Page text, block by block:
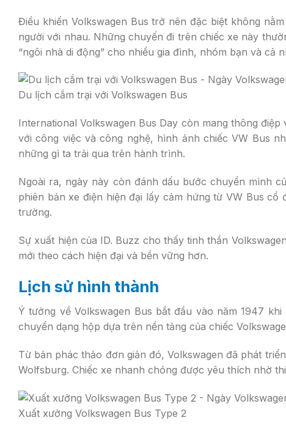
Điều khiến Volkswagen Bus trở nên đặc biệt không
người với nhau. Những chuyến đi trên chiếc xe này
“ngôi nhà di động” cho nhiều gia đình, nhóm bạn và cả
Du lịch cắm trại với Volkswagen Bus
International Volkswagen Bus Day còn mang thông
với công việc và công nghệ, hình ảnh chiếc VW Bus
những gì ta trải qua trên hành trình.
Ngoài ra, ngày này còn đánh dấu bước chuyển mình
phiên bản xe điện hiện đại lấy cảm hứng từ VW Bus
trường.
Sự xuất hiện của ID. Buzz cho thấy tinh thần
mới theo cách hiện đại và bền vững hơn.
Lịch sử hình thành
Ý tưởng về Volkswagen Bus bắt đầu vào năm 1947
chuyển dạng hộp dựa trên nền tảng của chiếc
Từ bản phác thảo đơn giản đó, Volkswagen đã phát
Wolfsburg. Chiếc xe nhanh chóng được yêu thích nhờ
Xuất xưởng Volkswagen Bus Type 2